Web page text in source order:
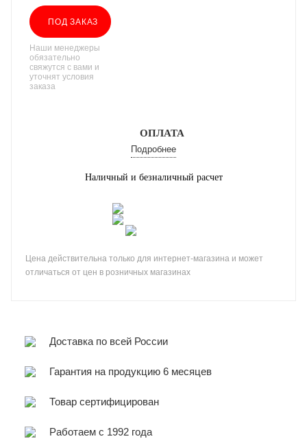
ПОД ЗАКАЗ
Наши менеджеры
обязательно
свяжутся с вами и
уточнят условия
заказа
ОПЛАТА
Подробнее
Наличный и безналичный расчет
Цена действительна только для интернет-магазина и может
отличаться от цен в розничных магазинах
Доставка по всей России
Гарантия на продукцию 6 месяцев
Товар сертифицирован
Работаем с 1992 года